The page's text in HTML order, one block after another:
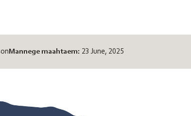
Mannege maahtaem: 23 June, 2025